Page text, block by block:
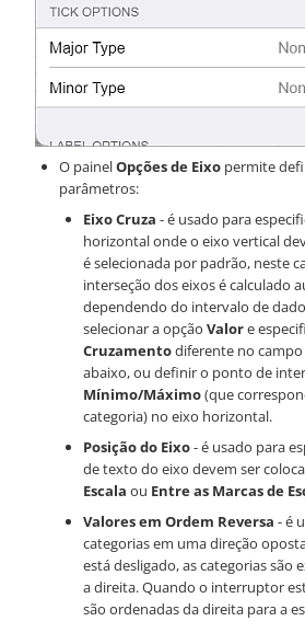
O painelOpções de Eixo permite
parâmetros:
Eixo Cruza - é usado para
horizontal onde o eixo vertical
é selecionada por padrão, neste
interseção dos eixos é calculado
dependendo do intervalo de
selecionar a opção Valore
Cruzamentodiferente no
abaixo, ou definir o ponto de
Mínimo/Máximo(que
categoria) no eixo horizontal.
Posição do Eixo- é usado para
de texto do eixo devem ser
Escala ou Entre as Marcas de
Valores em Ordem Reversa - é
categorias em uma direção
está desligado, as categorias são
a direita. Quando o interruptor
são ordenadas da direita para a